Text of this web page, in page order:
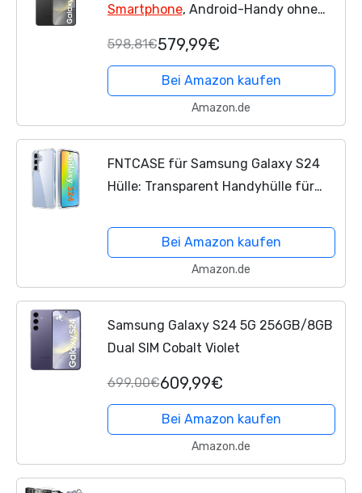
Smartphone, Android-Handy ohne
50-MP-Kamera, Lange Akkulaufzeit,
Onyx Black, 3 Jahre...
598,81€579,99€
Bei Amazon kaufen
Amazon.de
FNTCASE für Samsung Galaxy S24
Hülle: Transparent Handyhülle für
Schutz Glas Kameraschutz Anti
Vergilbung Hüllen Fallschutz...
Bei Amazon kaufen
Amazon.de
Samsung Galaxy S24 5G 256GB/8GB
Dual SIM Cobalt Violet
699,00€609,99€
Bei Amazon kaufen
Amazon.de